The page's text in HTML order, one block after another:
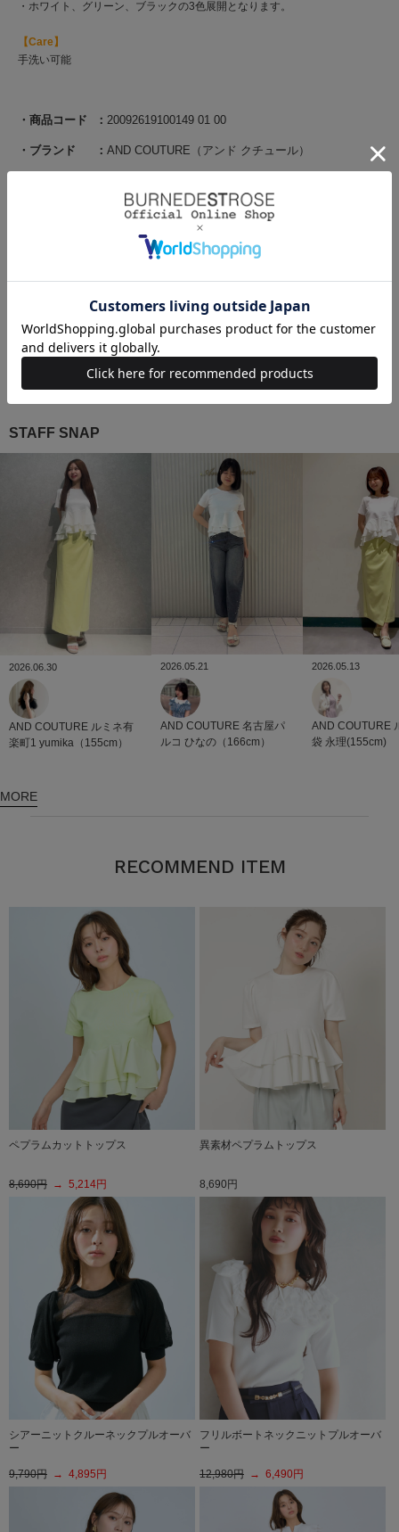
商品コード 20092619100149 01 00
ブランド AND COUTURE（アンド クチュール）
30% ポリウレタン4% 別布：レーヨン84% ポリ
エステル16% 【ミント】表地：綿100% 別布：レ
ーヨン84% ポリエステル16%
着丈 肩幅 袖丈
F(00) 52 46 36 18 16.5 15
STAFF SNAP
2026.06.30
AND COUTURE ルミネ有
楽町1 yumika（155cm）
2026.05.21
AND COUTURE 名古屋パ
ルコ ひなの（166cm）
2026.05.13
AND COUTURE
袋 永理(155cm)
MORE
・ホワイト、グリーン、ブラックの3色展開となります。
【Care】
手洗い可能
RECOMMEND ITEM
ペプラムカットトップス
8,690円 → 5,214円
異素材ペプラムトップス
8,690円
シアーニットクルーネックプルオーバ
ー
9,790円 → 4,895円
フリルボートネックニットプルオーバ
ー
12,980円 → 6,490円